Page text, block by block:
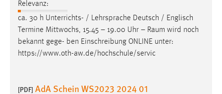
Relevanz:
ca. 30 h Unterrichts- / Lehrsprache Deutsch / Englisch
Termine Mittwochs, 15.45 – 19.00 Uhr – Raum wird noch
bekannt gege- ben Einschreibung ONLINE unter:
https://www.oth-aw.de/hochschule/servic
[PDF] AdA Schein WS2023 2024 01
site-language-preference
Zweck:
Das Cookie speichert die gewählte Sprache der Website.
Cookie Laufzeit: